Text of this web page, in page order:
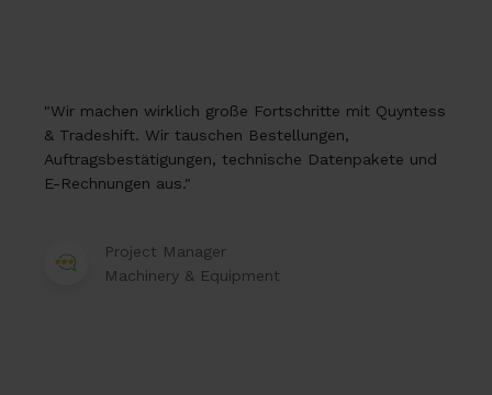
"Wir machen wirklich große Fortschritte mit Quyntess
& Tradeshift. Wir tauschen Bestellungen,
Auftragsbestätigungen, technische Datenpakete und
E-Rechnungen aus."
Project Manager
Machinery & Equipment